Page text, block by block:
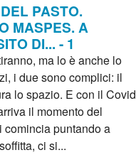
PASTO.
MASPES. A
DI... - 1
ma lo è anche lo
i due sono complici: il
lo spazio. E con il Covid
il momento del
comincia puntando a
ci si...